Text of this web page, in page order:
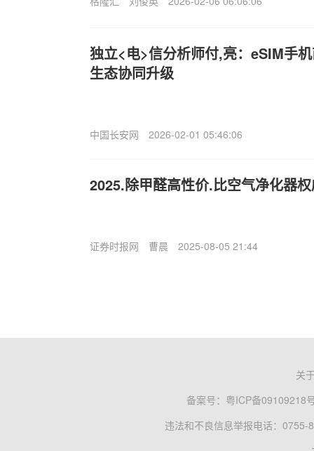
独立<电>信分析师付,亮：eSIM手
生态协同升级
中国长安网 2026-02-01 05:46:06
2025.除甲醛高性价.比空气净化器
证券时报网 曹晨 2025-08-05 21:44
关
备案号： 粤ICP备09109218
违法和不良信息举报电话：0755-